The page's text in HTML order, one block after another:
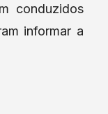
conduzidos
informar a